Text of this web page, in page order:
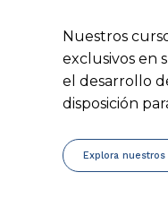
Nuestros
exclusivos en
el desarrollo
disposición
Explora nuestros